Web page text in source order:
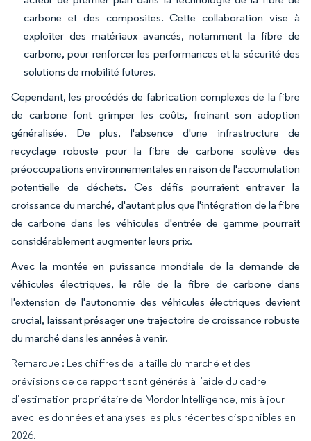
carbone et des composites. Cette collaboration vise à
exploiter des matériaux avancés, notamment la fibre de
carbone, pour renforcer les performances et la sécurité des
solutions de mobilité futures.
Cependant, les procédés de fabrication complexes de la fibre
de carbone font grimper les coûts, freinant son adoption
généralisée. De plus, l'absence d'une infrastructure de
recyclage robuste pour la fibre de carbone soulève des
préoccupations environnementales en raison de l'accumulation
potentielle de déchets. Ces défis pourraient entraver la
croissance du marché, d'autant plus que l'intégration de la fibre
de carbone dans les véhicules d'entrée de gamme pourrait
considérablement augmenter leurs prix.
Avec la montée en puissance mondiale de la demande de
véhicules électriques, le rôle de la fibre de carbone dans
l'extension de l'autonomie des véhicules électriques devient
crucial, laissant présager une trajectoire de croissance robuste
du marché dans les années à venir.
Remarque : Les chiffres de la taille du marché et des
prévisions de ce rapport sont générés à l’aide du cadre
d’estimation propriétaire de Mordor Intelligence, mis à jour
avec les données et analyses les plus récentes disponibles en
2026.